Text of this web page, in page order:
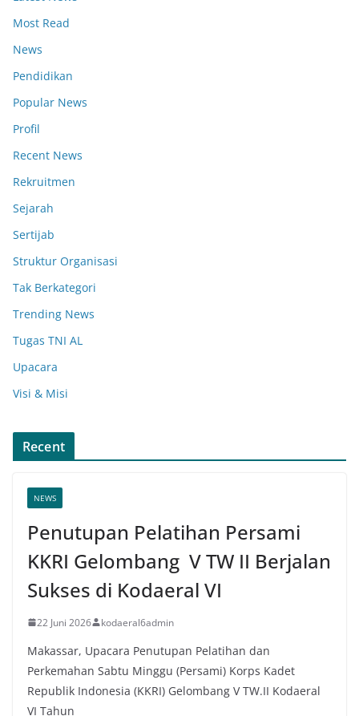
Most Read
News
Pendidikan
Popular News
Profil
Recent News
Rekruitmen
Sejarah
Sertijab
Struktur Organisasi
Tak Berkategori
Trending News
Tugas TNI AL
Upacara
Visi & Misi
Recent
NEWS
Penutupan Pelatihan Persami
KKRI Gelombang V TW II Berjalan
Sukses di Kodaeral VI
22 Juni 2026 kodaeral6admin
Makassar, Upacara Penutupan Pelatihan dan
Perkemahan Sabtu Minggu (Persami) Korps Kadet
Republik Indonesia (KKRI) Gelombang V TW.II Kodaeral
VI Tahun